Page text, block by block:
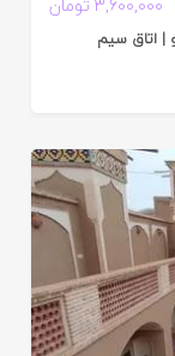
| اتاق سیم